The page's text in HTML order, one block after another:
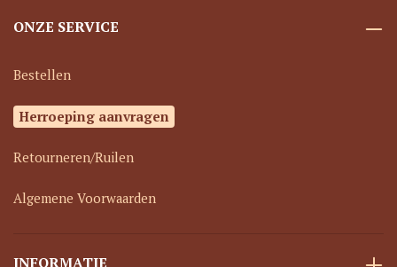
ONZE SERVICE
Bestellen
Herroeping aanvragen
Retourneren/Ruilen
Algemene Voorwaarden
INFORMATIE